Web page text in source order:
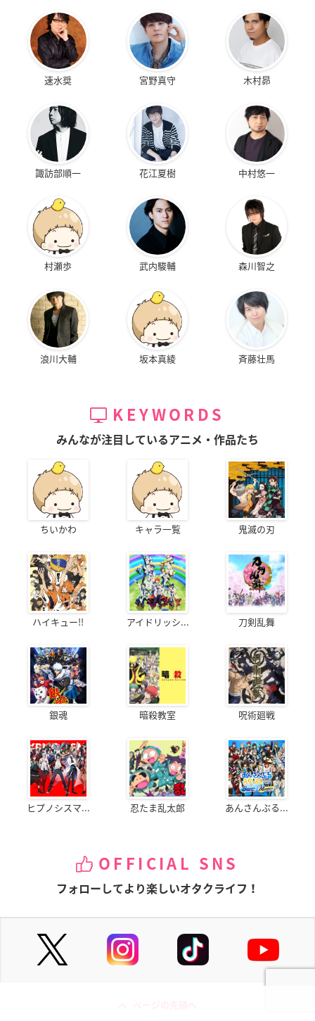
速水奨 宮野真守 木村昴
諏訪部順一 花江夏樹 中村悠一
村瀬歩 武内駿輔 森川智之
浪川大輔 坂本真綾 斉藤壮馬
KEYWORDS
みんなが注目しているアニメ・作品たち
ちいかわ キャラ一覧 鬼滅の刃
ハイキュー!! アイドリッシ... 刀剣乱舞
銀魂 暗殺教室 呪術廻戦
ヒプノシスマ... 忍たま乱太郎 あんさんぶる...
OFFICIAL SNS
フォローしてより楽しいオタクライフ！